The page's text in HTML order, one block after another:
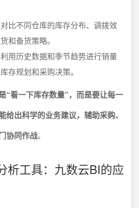
比不同仓库的库存分布、调拨效
和备货策略。
用历史数据和季节趋势进行销量
存规划和采购决策。
“看一下库存数量”，而是要让每一
给出科学的业务建议，辅助采购、
协同作战。
析工具：九数云BI的应